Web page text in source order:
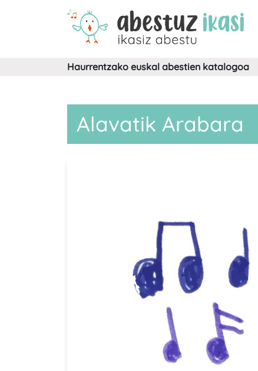
Haurrentzako euskal abestien katalogoa
Alavatik Arabara